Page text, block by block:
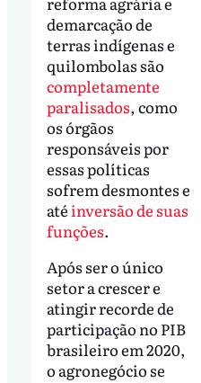
demarcação de
terras indígenas e
quilombolas são
completamente
paralisados, como
os órgãos
responsáveis por
essas políticas
sofrem desmontes e
até inversão de suas
funções.
Após ser o único
setor a crescer e
atingir recorde de
participação no PIB
brasileiro em 2020,
o agronegócio se